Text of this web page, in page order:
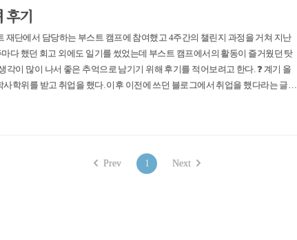
후기
재단에서 담당하는 부스트 캠프에 참여했고 4주간의 챌린지 과정을 거쳐 지난
다 했던 회고 외에도 일기를 썼었는데 부스트 캠프에서의 활동이 즐거웠던 탓
각이 많이 나서 좋은 추억으로 남기기 위해 후기를 적어보려고 한다. ❓ 계기 올
학위를 받고 취업을 했다. 이후 이전에 쓰던 블로그에서 취업을 했다라는 글을
행되는 신입사원 교육에 참여하고 있었다. 신입 사원 교육에 참여하면서 느낀
Prev 1 Next